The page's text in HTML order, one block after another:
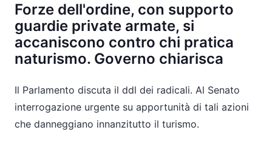
Forze dell'ordine, con supporto
guardie private armate, si
accaniscono contro chi pratica
naturismo. Governo chiarisca
Il Parlamento discuta il ddl dei radicali. Al Senato
interrogazione urgente su apportunità di tali azioni
che danneggiano innanzitutto il turismo.